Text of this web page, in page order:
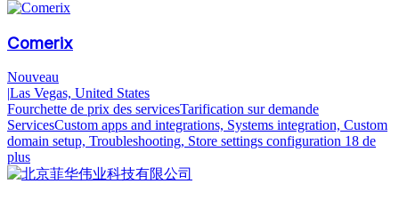
Comerix
Nouveau
|Las Vegas, United States
Fourchette de prix des servicesTarification sur demande
ServicesCustom apps and integrations, Systems integration, Custom
domain setup, Troubleshooting, Store settings configuration 18 de
plus